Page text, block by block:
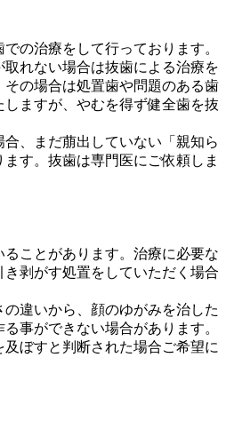
の治療をして行っております。
取れない場合は抜歯による治療を
の場合は処置歯や問題のある歯
ますが、やむを得ず健全歯を抜
、まだ萠出していない「親知ら
す。抜歯は専門医にご依頼しま
ることがあります。治療に必要な
剥がす処置をしていただく場合
違いから、顔のゆがみを治した
事ができない場合があります。
ぼすと判断された場合ご希望に